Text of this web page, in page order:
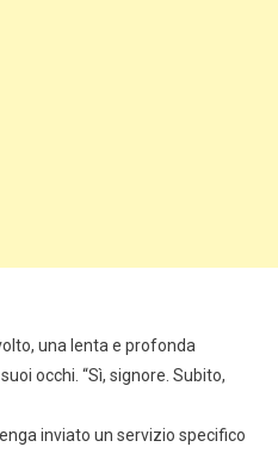
una lenta e profonda
occhi. “Sì, signore. Subito,
inviato un servizio specifico